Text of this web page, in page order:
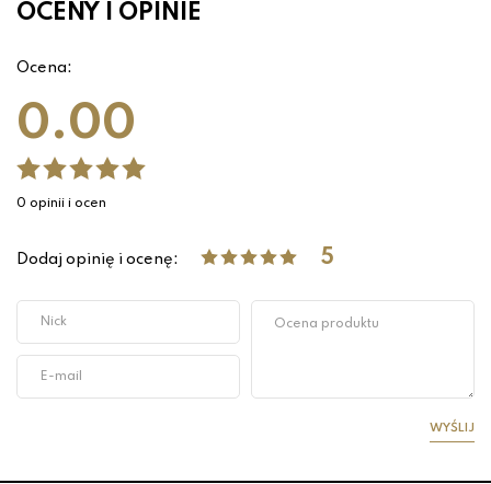
OCENY I OPINIE
Ocena:
0.00
0 opinii i ocen
Dodaj opinię i ocenę: 5
WYŚLIJ